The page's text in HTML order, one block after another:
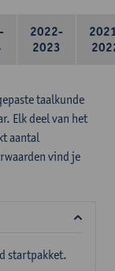
2022-
2023
taalkunde
Elk deel van het
aantal
vind je
startpakket.